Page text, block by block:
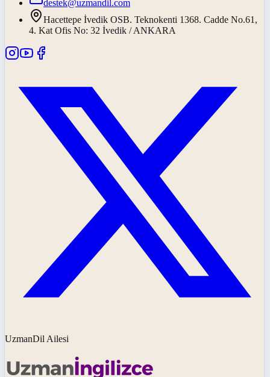
destek@uzmandil.com
Hacettepe İvedik OSB. Teknokenti 1368. Cadde No.61,
4. Kat Ofis No: 32 İvedik / ANKARA
UzmanDil Ailesi